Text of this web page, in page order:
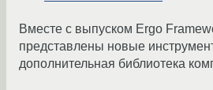
Вместе с выпуском Ergo
представлены новые
дополнительная библиотека